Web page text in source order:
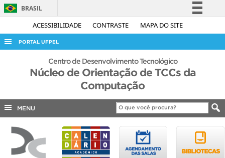
ACESSIBILIDADE CONTRASTE MAPA DO SITE
BRASIL
Simplifique!
Acesso à informação
Legislação
Canais
PORTAL UFPEL
ACESSO À INFORMAÇÃO
AUDITORIA
CONCURSOS
EDITAIS
INTERNACIONAL
Centro de Desenvolvimento Tecnológico
Núcleo de Orientação de TCCs da
Computação
MENU